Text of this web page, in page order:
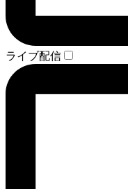
ライブ配信